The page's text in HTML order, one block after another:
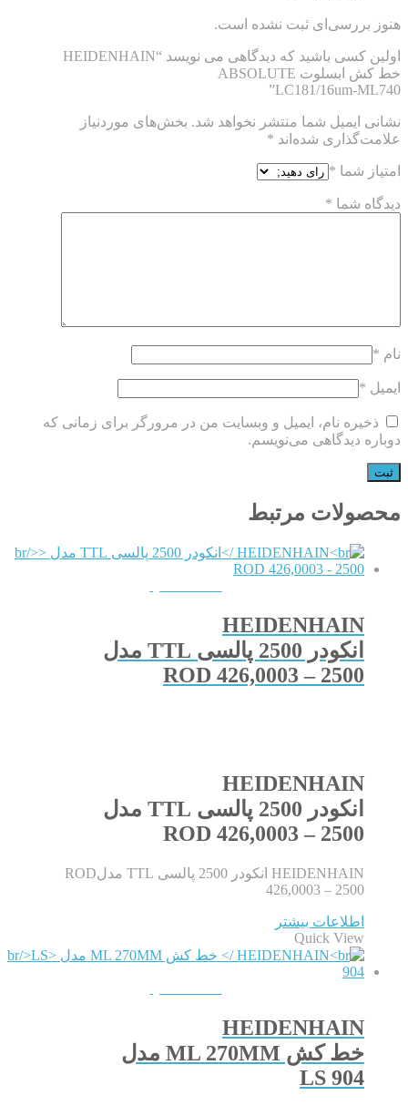
هنوز بررسی‌ای ثبت نشده است.
اولین کسی باشید که دیدگاهی می نویسد “HEIDENHAIN
خط کش ابسلوت ABSOLUTE
LC181/16um-ML740”
نشانی ایمیل شما منتشر نخواهد شد. بخش‌های موردنیاز
علامت‌گذاری شده‌اند *
امتیاز شما *
دیدگاه شما *
نام *
ایمیل *
ذخیره نام، ایمیل و وبسایت من در مرورگر برای زمانی که
دوباره دیدگاهی می‌نویسم.
محصولات مرتبط
HEIDENHAIN
انکودر 2500 پالسی TTL مدل
ROD 426,0003 – 2500
HEIDENHAIN
انکودر 2500 پالسی TTL مدل
ROD 426,0003 – 2500
HEIDENHAIN انکودر 2500 پالسی TTL مدلROD
426,0003 – 2500
اطلاعات بیشتر
Quick View
HEIDENHAIN
خط کش ML 270MM مدل
LS 904